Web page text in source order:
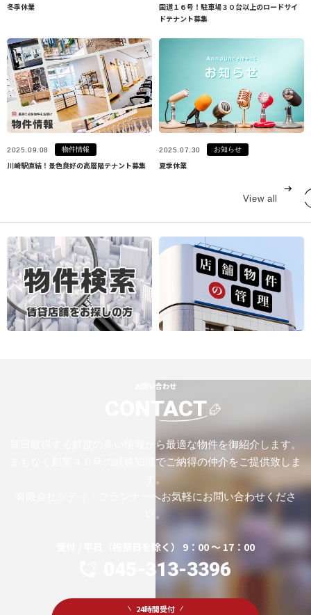
冬季休業
国道１６号！駐車場３０台以上のロードサイ
ドテナント募集
2025.09.08 物件情報
川崎駅直結！景色良好の高層階テナント募集
2025.07.30 お知らせ
夏季休業
View all
お問い合わせ
CONTACT
毎日取得する鮮度の高い情報から最適な物件を御紹介します。
まもなく創業４０年の経験知識でご納得の仲介をご提供致しま
す。
有限会社シティ・プランナーへお気軽にお問い合わせくださ
い。
受付 / 平日（祝祭日を除く） 9：00 ～ 17：00
045-313-3396
24時間受付